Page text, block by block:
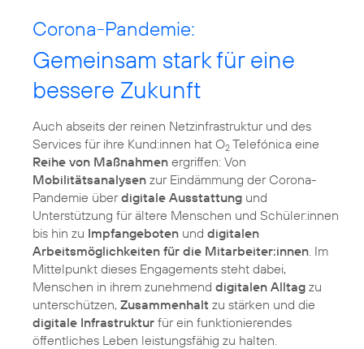
Corona-Pandemie:
Gemeinsam stark für eine
bessere Zukunft
Auch abseits der reinen Netzinfrastruktur und des
Services für ihre Kund:innen hat O2 Telefónica eine
Reihe von Maßnahmen ergriffen: Von
Mobilitätsanalysen zur Eindämmung der Corona-
Pandemie überdigitale Ausstattung und
Unterstützung für ältere Menschen und Schüler:innen
bis hin zu Impfangeboten und digitalen
Arbeitsmöglichkeiten für die Mitarbeiter:innen . Im
Mittelpunkt dieses Engagements steht dabei,
Menschen in ihrem zunehmend digitalen Alltag zu
unterschützen, Zusammenhalt zu stärken und die
digitale Infrastruktur für ein funktionierendes
öffentliches Leben leistungsfähig zu halten.